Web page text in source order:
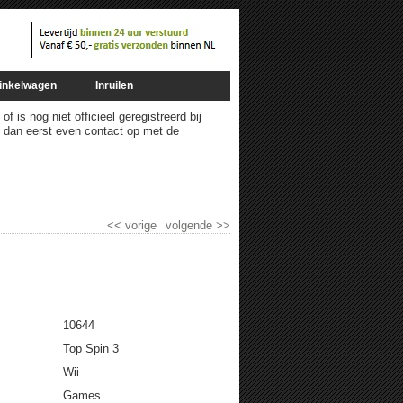
Inruilen
is nog niet officieel geregistreerd bij
eerst even contact op met de
volgende>>
<< vorige
10644
Top Spin 3
Wii
Games